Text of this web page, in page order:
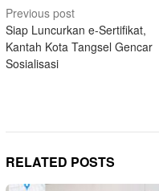
Post
navigation
Previous post
Siap Luncurkan e-Sertifikat,
Kantah Kota Tangsel Gencar
Sosialisasi
RELATED POSTS